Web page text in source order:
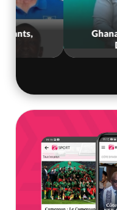
Ghana :
Défense,